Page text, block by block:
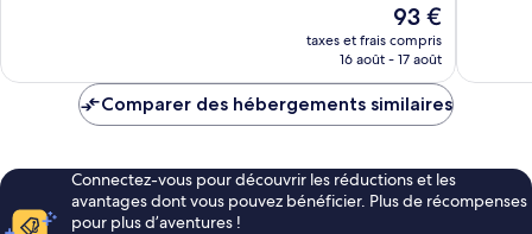
Le
nouveau
prix
de
93 €
taxes et frais compris
16 août - 17 août
de
Comparer des hébergements similaires
Connectez-vous pour découvrir les réductions et les
avantages dont vous pouvez bénéficier. Plus de récompenses
pour plus d’aventures !